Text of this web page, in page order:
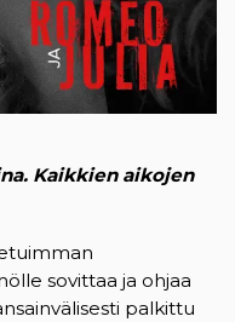
Kaikkien aikojen
sovittaa ja ohjaa
palkittu